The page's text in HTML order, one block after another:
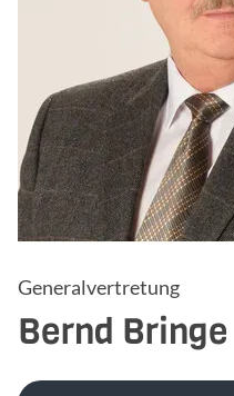
Generalvertretung
Bernd Bringe